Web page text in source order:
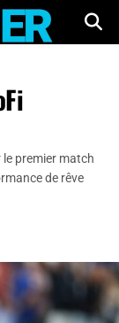
premier match
de rêve